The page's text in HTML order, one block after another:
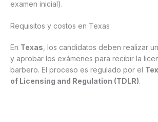
examen inicial).
Requisitos y costos en Texas
En Texas , los candidatos deben realizar
y aprobar los exámenes para recibir la
barbero. El proceso es regulado por el
of Licensing and Regulation (TDLR).